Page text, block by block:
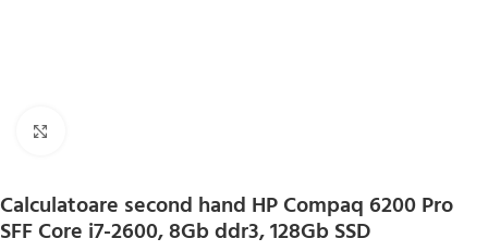
Calculatoare second hand HP Compaq 6200 Pro
SFF Core i7-2600, 8Gb ddr3, 128Gb SSD